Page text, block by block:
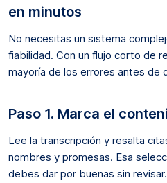
en minutos
No necesitas un sistema
fiabilidad. Con un flujo corto de
mayoría de los errores antes de
Paso 1. Marca el
Lee la transcripción y resalta
nombres y promesas. Esa
debes dar por buenas sin revisar.